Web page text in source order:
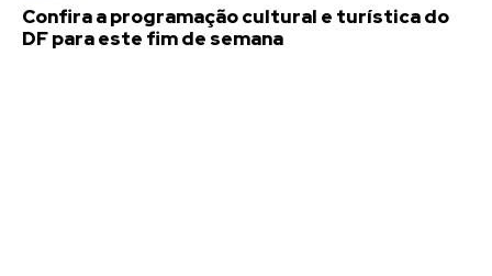
Confira a programação cultural e turística do
DF para este fim de semana